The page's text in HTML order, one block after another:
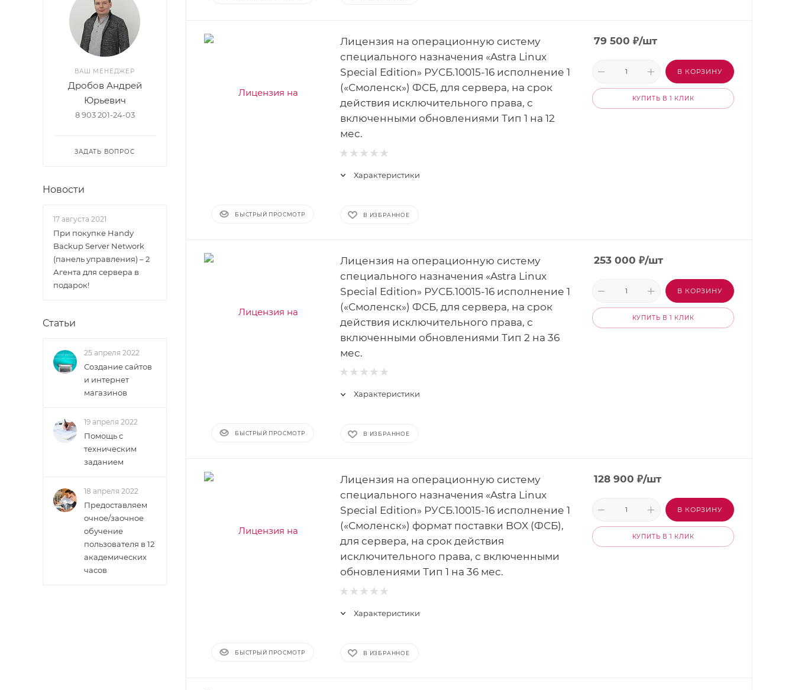
БЫСТРЫЙ ПРОСМОТР
Лицензия на операционную систему
специального назначения «Astra Linux
Special Edition» РУСБ.10015-16 исполнение 1
(«Смоленск») ФСБ, для сервера, на срок
действия исключительного права, с
включенными обновлениями Тип 1 на 12
мес.
Характеристики
В ИЗБРАННОЕ
79 500 ₽/шт
В КОРЗИНУ
КУПИТЬ В 1 КЛИК
БЫСТРЫЙ ПРОСМОТР
Лицензия на операционную систему
специального назначения «Astra Linux
Special Edition» РУСБ.10015-16 исполнение 1
(«Смоленск») ФСБ, для сервера, на срок
действия исключительного права, с
включенными обновлениями Тип 2 на 36
мес.
Характеристики
В ИЗБРАННОЕ
253 000 ₽/шт
В КОРЗИНУ
КУПИТЬ В 1 КЛИК
БЫСТРЫЙ ПРОСМОТР
Лицензия на операционную систему
специального назначения «Astra Linux
Special Edition» РУСБ.10015-16 исполнение 1
(«Смоленск») формат поставки BOX (ФСБ),
для сервера, на срок действия
исключительного права, с включенными
обновлениями Тип 1 на 36 мес.
Характеристики
В ИЗБРАННОЕ
128 900 ₽/шт
В КОРЗИНУ
КУПИТЬ В 1 КЛИК
ВАШ МЕНЕДЖЕР
Дробов Андрей
Юрьевич
8 903 201-24-03
ЗАДАТЬ ВОПРОС
Новости
17 августа 2021
При покупке Handy
Backup Server Network
(панель управления) – 2
Агента для сервера в
подарок!
Статьи
25 апреля 2022
Создание сайтов
и интернет
магазинов
19 апреля 2022
Помощь с
техническим
заданием
18 апреля 2022
Предоставляем
очное/заочное
обучение
пользователя в 12
академических
часов